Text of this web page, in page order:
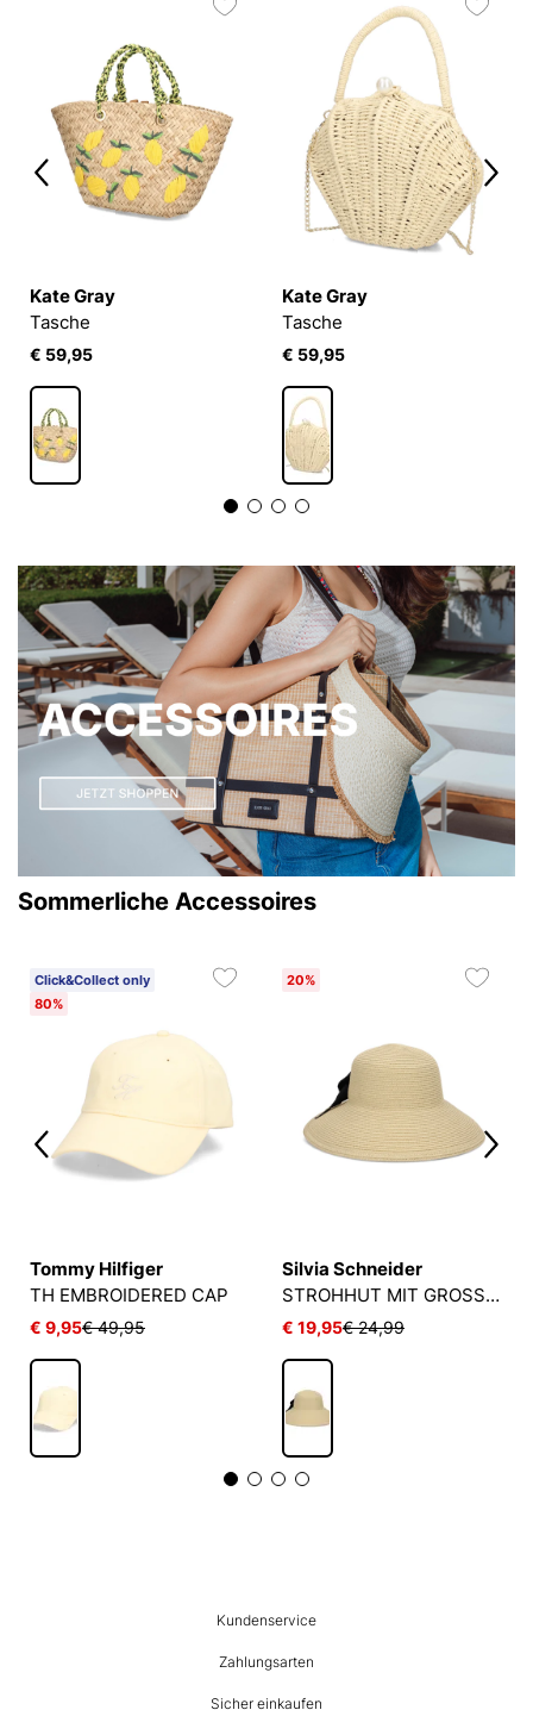
Kate Gray
Tasche
€ 59,95
Kate Gray
Tasche
€ 59,95
Sommerliche Accessoires
Click&Collect only
80%
Tommy Hilfiger
TH EMBROIDERED CAP
€ 9,95€ 49,95
20%
Silvia Schneider
STROHHUT MIT GROSSER SCHLEIFE
€ 19,95€ 24,99
Kundenservice
Zahlungsarten
Sicher einkaufen